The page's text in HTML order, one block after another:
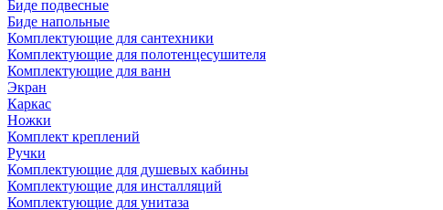
Биде подвесные
Биде напольные
Комплектующие для сантехники
Комплектующие для полотенцесушителя
Комплектующие для ванн
Экран
Каркас
Ножки
Комплект креплений
Ручки
Комплектующие для душевых кабины
Комплектующие для инсталляций
Комплектующие для унитаза